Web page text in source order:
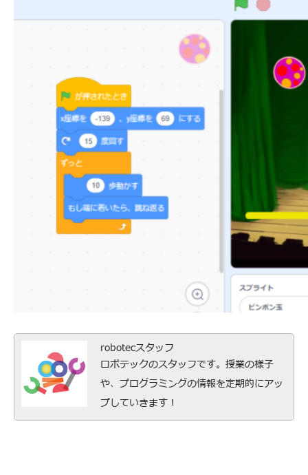
robotecスタッフ
ロボテックのスタッフです。授業の様子
や、プログラミングの情報を定期的にアッ
プしていきます！